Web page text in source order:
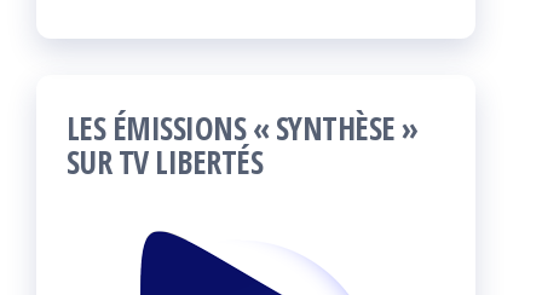
LES ÉMISSIONS « SYNTHÈSE »
SUR TV LIBERTÉS